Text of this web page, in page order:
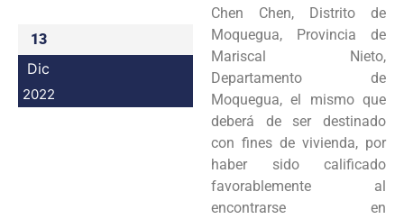
13
Dic
2022
Chen Chen, Distrito de
Moquegua, Provincia de
Mariscal Nieto,
Departamento de
Moquegua, el mismo que
deberá de ser destinado
con fines de vivienda, por
haber sido calificado
favorablemente al
encontrarse en